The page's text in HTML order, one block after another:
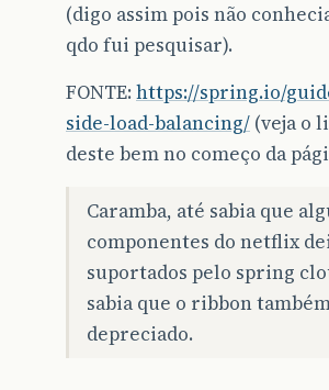
(digo assim pois não
qdo fui pesquisar).
FONTE: https://spring.io/
side-load-balancing/ (veja o
deste bem no começo da
Caramba, até sabia que
componentes do netflix
suportados pelo spring
sabia que o ribbon
depreciado.